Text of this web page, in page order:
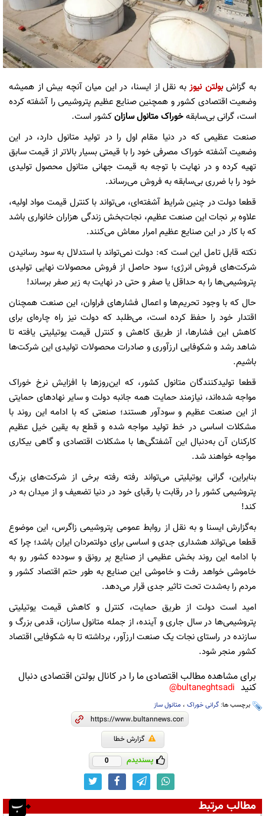
به گزاشبولتن نیوزبه نقل از ایسنا، در این میان آنچه بیش از همیشه
وضعیت اقتصادی کشور و همچنین صنایع عظیم پتروشیمی را آشفته کرده
است، گرانی بی‌سابقهخوراک متانول سازانکشور است.
صنعت عظیمی که در دنیا مقام اول را در تولید متانول دارد، در این
وضعیت آشفته خوراک مصرفی خود را با قیمتی بسیار بالاتر از قیمت سابق
تهیه کرده و در نهایت با توجه به قیمت جهانی متانول محصول تولیدی
خود را با ضرری بی‌سابقه به فروش می‌رساند.
قطعا دولت در چنین شرایط آشفته‌ای، می‌تواند با کنترل قیمت مواد اولیه،
علاوه بر نجات این صنعت عظیم، نجات‌بخش زندگی هزاران خانواری باشد
که با کار در این صنایع عظیم امرار معاش می‌کنند.
نکته قابل تامل این است که: دولت نمی‌تواند با استدلال به سود رسانیدن
شرکت‌های فروش انرژی؛ سود حاصل از فروش محصولات نهایی تولیدی
پتروشیمی‌ها را به حداقل یا صفر و حتی در نهایت به زیر صفر برساند!
حال که با وجود تحریم‌ها و اعمال فشارهای فراوان، این صنعت همچنان
اقتدار خود را حفظ کرده است، می‌طلبد که دولت نیز راه چاره‌ای برای
کاهش این فشارها، از طریق کاهش و کنترل قیمت یوتیلیتی یافته تا
شاهد رشد و شکوفایی ارزآوری و صادرات محصولات تولیدی این شرکت‌ها
باشیم.
قطعا تولیدکنندگان متانول کشور، که این‌روزها با افزایش نرخ خوراک
مواجه شده‌اند، نیازمند حمایت همه جانبه دولت و سایر نهادهای حمایتی
از این صنعت عظیم و سودآور هستند؛ صنعتی که با ادامه این روند با
مشکلات اساسی در خط تولید مواجه شده و قطع به یقین خیل عظیم
کارکنان آن به‌دنبال این آشفتگی‌ها با مشکلات اقتصادی و گاهی بیکاری
مواجه خواهند شد.
بنابراین، گرانی یوتیلیتی می‌تواند رفته رفته برخی از شرکت‌های بزرگ
پتروشیمی کشور را در رقابت با رقبای خود در دنیا تضعیف و از میدان به در
کند!
به‌گزارش ایسنا و به نقل از روابط عمومی پتروشیمی زاگرس، این موضوع
قطعا می‌تواند هشداری جدی و اساسی برای دولتمردان ایران باشد؛ چرا که
با ادامه این روند بخش عظیمی از صنایع پر رونق و سودده کشور رو به
خاموشی خواهد رفت و خاموشی این صنایع به طور حتم اقتصاد کشور و
مردم را به‌شدت تحت تاثیر جدی قرار می‌دهد.
امید است دولت از طریق حمایت، کنترل و کاهش قیمت یوتیلیتی
پتروشیمی‌ها در سال جاری و آینده، از جمله متانول سازان، قدمی بزرگ و
سازنده در راستای نجات یک صنعت ارزآور، برداشته تا به شکوفایی اقتصاد
کشور منجر شود.
برای مشاهده مطالب اقتصادی ما را در کانال بولتن اقتصادی دنبال
کنید bultaneghtsadi@
برچسب ها: گرانی خوراک ، متانول ساز
گزارش خطا
پسندیدم 0
مطالب مرتبط